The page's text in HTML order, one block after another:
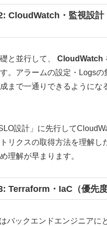
CloudWatch・監視設計
と並行して、 CloudWatch
。アラームの設定・Logsの
まで一通りできるようにな
設計」に先行して
リクスの取得方法を理解し
理解が早まります。
Terraform・IaC（優先度
はバックエンドエンジニアに